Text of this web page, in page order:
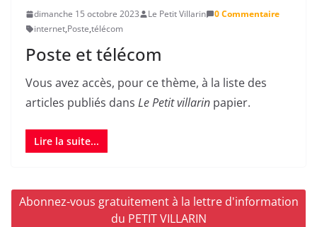
dimanche 15 octobre 2023 Le Petit Villarin
0 Commentaire
internet,Poste,télécom
Poste et télécom
Vous avez accès, pour ce thème, à la liste des
articles publiés dans Le Petit villarin papier.
Lire la suite...
Abonnez-vous gratuitement à la lettre d'information
du PETIT VILLARIN